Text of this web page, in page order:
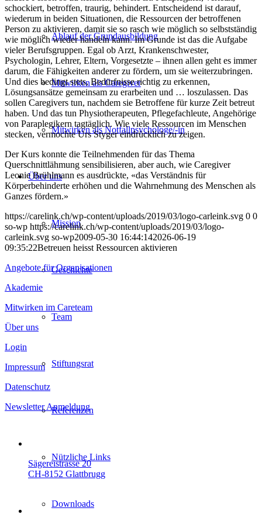
Ablauf der Grundausbildung
Mitwirken als Caregiver
Mitwirken als Not­fallpsychologe/-in
Über uns
Mission
Geschichte
Team
Stiftungsrat
Referenzen
Nützliche Links
Downloads
schockiert, betroffen, traurig, behindert. Entscheidend ist darauf,
wiederum in beiden Situationen, die Ressourcen der betroffenen
Person zu aktivieren, damit sie so rasch wie möglich so selbstständig
wie möglich wieder handeln kann. Im Grunde ist das die Aufgabe
vieler Berufsgruppen. Egal ob Arzt, Krankenschwester,
Psychologin, Lehrer, Eltern, Vorgesetzte – ihnen allen geht es immer
darum, die Fähigkeiten anderer zu fördern, um sie weiterzubringen.
Und dies bedingt stets, Bedürfnisse richtig zu erkennen,
Lösungsansätze gemeinsam zu erarbeiten und … loszulassen. Das
sollen Caregivers tun, nachdem sie Betroffene für kurze Zeit betreut
haben. Und das tun Physiotherapeuten, Pflegefachleute, Angehörige
von Paraplegikern tagtäglich. Wie viele Ressourcen im Menschen
stecken, vermochte Urs Styger eindrücklich zu zeigen.
Der Kurs konnte die Teilnehmenden für das Thema
Querschnittlähmung sensibilisieren, aber auch, wie Caregiver
Leonie Brühlmann es ausdrückte, «das Verständnis für
Körperbehinderte erhöhen und die Wahrnehmung des Menschen als
Ganzes fördern.»
https://carelink.ch/wp-content/uploads/2019/03/logo-carleink.svg 0 0
so-wp https://carelink.ch/wp-content/uploads/2019/03/logo-
carleink.svg so-wp2009-05-30 16:44:142026-06-19
09:35:22Betreuen heisst Ressourcen aktivieren
Angebote für Organisationen
Akademie
Mitwirken im Careteam
Über uns
Login
Impressum
Datenschutz
Newsletter Anmeldung
Sägereistrasse 20
CH-8152 Glattbrugg